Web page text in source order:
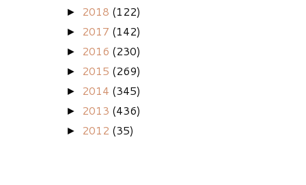
► 2018 (122)
► 2017 (142)
► 2016 (230)
► 2015 (269)
► 2014 (345)
► 2013 (436)
► 2012 (35)